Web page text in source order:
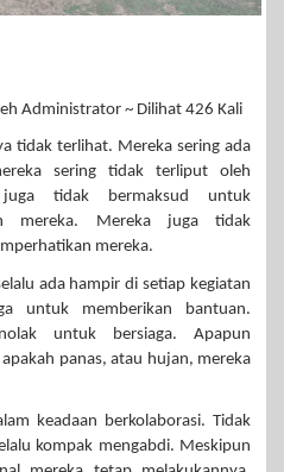
Administrator ~ Dilihat 426 Kali
tidak terlihat. Mereka sering ada
sering tidak terliput oleh
tidak bermaksud untuk
mereka. Mereka juga tidak
mereka.
ada hampir di setiap kegiatan
untuk memberikan bantuan.
untuk bersiaga. Apapun
panas, atau hujan, mereka
keadaan berkolaborasi. Tidak
kompak mengabdi. Meskipun